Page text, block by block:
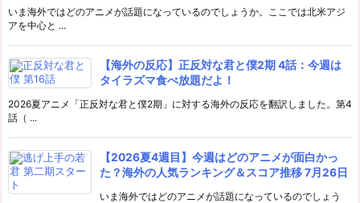
いま海外ではどのアニメが話題になっているのでしょうか。ここでは北米アジ
アを中心と ...
【海外の反応】正反対な君と僕2期 4話：今週は
タイラズマ食べ放題だよ！
2026夏アニメ「正反対な君と僕2期」に対する海外の反応を翻訳しました。第4
話（ ...
【2026夏4週目】今週はどのアニメが面白かっ
た？海外の人気ランキング＆スコア推移 7月26日
いま海外ではどのアニメが話題になっているのでしょう